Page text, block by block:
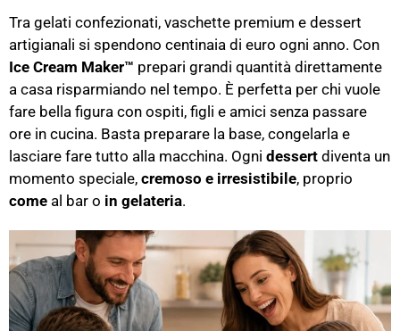
Tra gelati confezionati, vaschette premium e dessert
artigianali si spendono centinaia di euro ogni anno. Con
Ice Cream Maker™ prepari grandi quantità direttamente
a casa risparmiando nel tempo. È perfetta per chi vuole
fare bella figura con ospiti, figli e amici senza passare
ore in cucina. Basta preparare la base, congelarla e
lasciare fare tutto alla macchina. Ogni dessert diventa un
momento speciale, cremoso e irresistibile, proprio
come al bar o in gelateria.